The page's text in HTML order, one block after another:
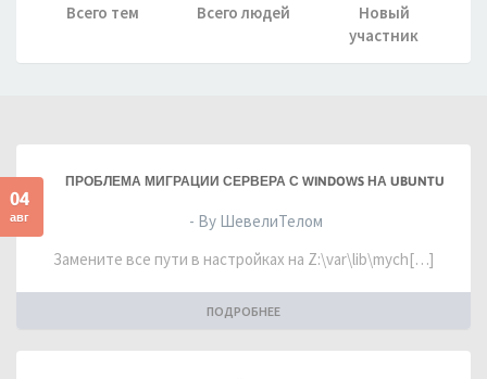
Всего тем Всего людей
Новый
участник
04
авг
ПРОБЛЕМА МИГРАЦИИ СЕРВЕРА С WINDOWS НА UBUNTU
- By ШевелиТелом
Замените все пути в настройках на Z:\var\lib\mych[…]
ПОДРОБНЕЕ